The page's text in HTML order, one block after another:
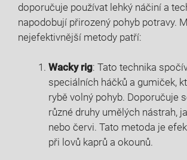
doporučuje používat lehký náčiní a
‍napodobují přirozený ⁣pohyb potravy.
nejefektivnější metody⁤ patří:
Wacky ‍rig: ⁢Tato technika
speciálních háčků a gumiček,
rybě volný pohyb. Doporučuje
různé ​druhy umělých nástrah,
nebo červi. Tato‍ metoda je
při lovů kaprů​ a okounů.